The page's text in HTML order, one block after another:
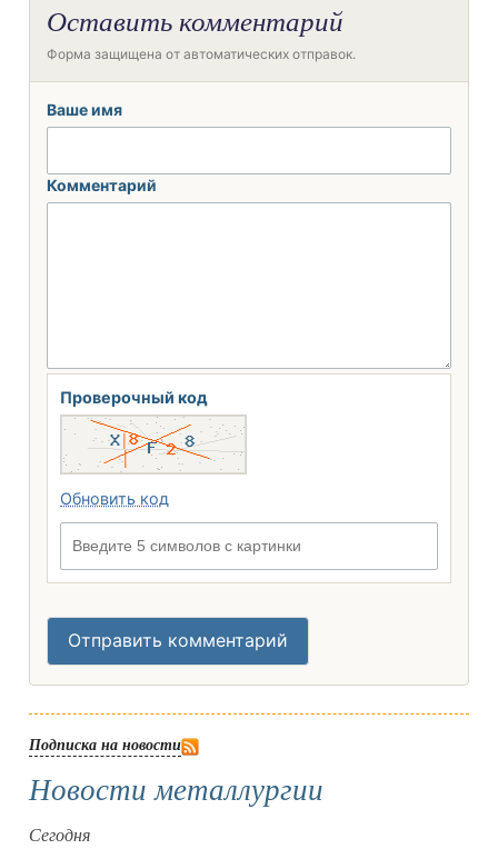
Оставить комментарий
Форма защищена от автоматических отправок.
Ваше имя
Комментарий
Проверочный код
Обновить код
Отправить комментарий
Подписка на новости
Новости металлургии
Сегодня